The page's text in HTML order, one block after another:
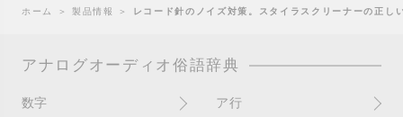
ホーム ＞ 製品情報 ＞ レコード針のノイズ対策。スタイラスクリーナーの正し
アナログオーディオ俗語辞典
数字 ア行